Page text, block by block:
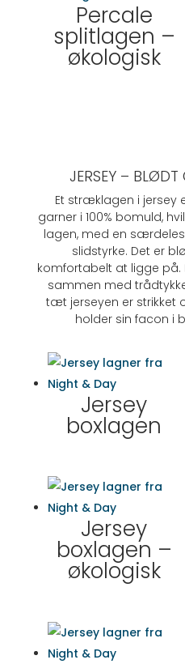
Percale
splitlagen –
økologisk
JERSEY – BLØDT
Et stræklagen i jersey
garner i 100% bomuld,
lagen, med en
slidstyrke. Det er
komfortabelt at ligge
sammen med
tæt jerseyen er strikket
holder sin facon i
Jersey
boxlagen
Jersey
boxlagen –
økologisk